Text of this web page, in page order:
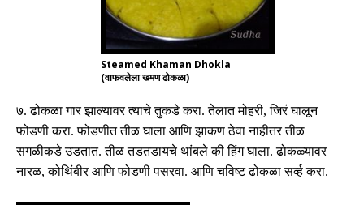
Steamed Khaman Dhokla
(वाफवलेला खमण ढोकळा)
७.ढोकळा गार झाल्यावर त्याचे तुकडे करा.तेलात मोहरी,जिरं घालून
फोडणी करा.फोडणीत तीळ घाला आणि झाकण ठेवा नाहीतर तीळ
सगळीकडे उडतात.तीळ तडतडायचे थांबले की हिंग घाला.ढोकळ्यावर
नारळ,कोथिंबीर आणि फोडणी पसरवा. आणि चविष्ट ढोकळा सर्व्ह करा.